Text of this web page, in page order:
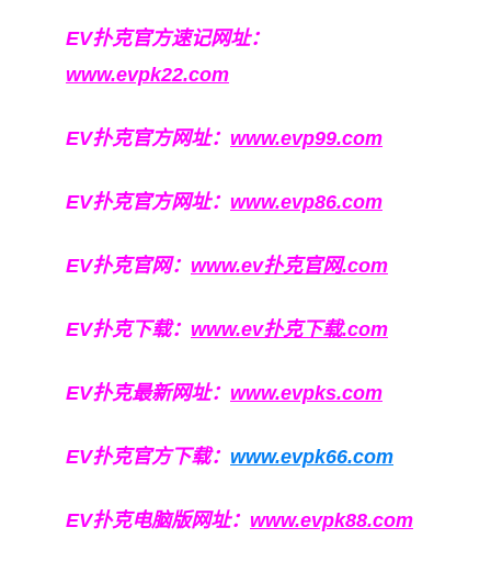
EV扑克官方速记网址：
www.evpk22.com
EV扑克官方网址： www.evp99.com
EV扑克官方网址： www.evp86.com
EV扑克官网： www.ev扑克官网.com
EV扑克下载： www.ev扑克下载.com
EV扑克最新网址： www.evpks.com
EV扑克官方下载： www.evpk66.com
EV扑克电脑版网址： www.evpk88.com